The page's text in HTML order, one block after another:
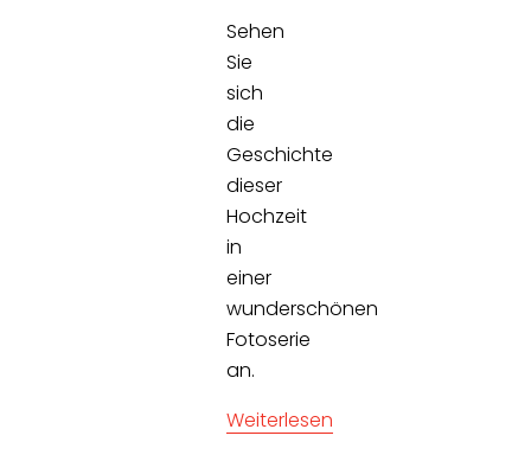
Sehen
Sie
sich
die
Geschichte
dieser
Hochzeit
in
einer
wunderschönen
Fotoserie
an.
Weiterlesen